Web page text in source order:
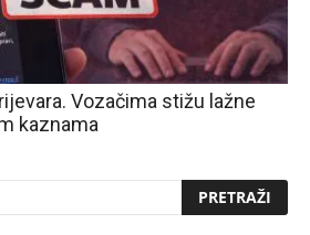
Vozačima stižu lažne
kaznama